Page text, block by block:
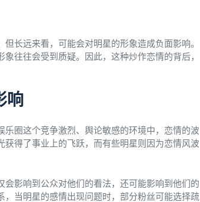
长远来看，可能会对明星的形象造成负面影响。
往往会受到质疑。因此，这种炒作恋情的背后，
响
圈这个竞争激烈、舆论敏感的环境中，恋情的波
得了事业上的飞跃，而有些明星则因为恋情风波
影响到公众对他们的看法，还可能影响到他们的
当明星的感情出现问题时，部分粉丝可能选择疏